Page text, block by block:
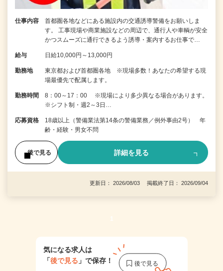
仕事内容
首都圏各地などにある施設内の交通誘導警備をお願いしま
す。 工事現場や商業施設などの周辺で、通行人や車輌が安全
かつスムーズに通行できるよう誘導・案内するお仕事で…
給与 日給10,000円～13,000円
勤務地
東京都および首都圏各地 ※現場多数！あなたの希望する現
場最優先で配属します。
勤務時間
8：00～17：00 ※現場により多少異なる場合があります。
※シフト制・週2～3日…
応募資格
18歳以上（警備業法第14条の警備業務／例外事由2号） 年
齢・経験・男女不問
後で見る 詳細を見る
更新日： 2026/08/03 掲載終了日： 2026/09/04
1
気になる求人は
「後で見る 」で保存！